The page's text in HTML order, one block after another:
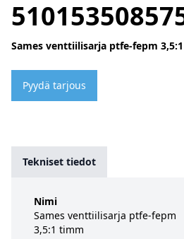
Sames venttiilisarja ptfe-fepm
Pyydä tarjous
Tekniset tiedot
Nimi
Sames venttiilisarja ptfe-fepm
3,5:1 timm